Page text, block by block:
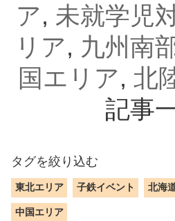
ア, 未就学児
リア, 九州南
国エリア, 北
記事
タグを絞り込む
東北エリア 子鉄イベント 北海
中国エリア